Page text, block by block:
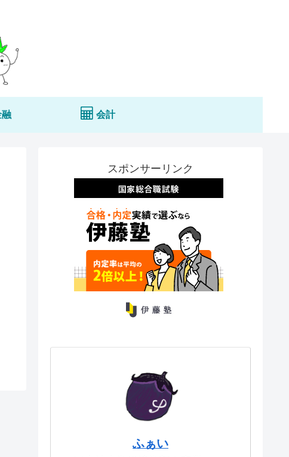
融 会計
スポンサーリンク
ふぁい